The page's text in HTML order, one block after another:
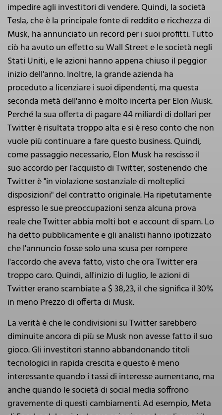
impedire agli investitori di vendere. Quindi, la società
Tesla, che è la principale fonte di reddito e ricchezza di
Musk, ha annunciato un record per i suoi profitti. Tutto
ciò ha avuto un effetto su Wall Street e le società negli
Stati Uniti, e le azioni hanno appena chiuso il peggior
inizio dell'anno. Inoltre, la grande azienda ha
proceduto a licenziare i suoi dipendenti, ma questa
seconda metà dell'anno è molto incerta per Elon Musk.
Perché la sua offerta di pagare 44 miliardi di dollari per
Twitter è risultata troppo alta e si è reso conto che non
vuole più continuare a fare questo business. Quindi,
come passaggio necessario, Elon Musk ha rescisso il
suo accordo per l'acquisto di Twitter, sostenendo che
Twitter è "in violazione sostanziale di molteplici
disposizioni" del contratto originale. Ha ripetutamente
espresso le sue preoccupazioni senza alcuna prova
reale che Twitter abbia molti bot e account di spam. Lo
ha detto pubblicamente e gli analisti hanno ipotizzato
che l'annuncio fosse solo una scusa per rompere
l'accordo che aveva fatto, visto che ora Twitter era
troppo caro. Quindi, all'inizio di luglio, le azioni di
Twitter erano scambiate a $ 38,23, il che significa il 30%
in meno Prezzo di offerta di Musk.
La verità è che le condivisioni su Twitter sarebbero
diminuite ancora di più se Musk non avesse fatto il suo
gioco. Gli investitori stanno abbandonando titoli
tecnologici in rapida crescita e questo è meno
interessante quando i tassi di interesse aumentano, ma
anche quando le società di social media soffrono
gravemente di questi cambiamenti. Ad esempio, Meta